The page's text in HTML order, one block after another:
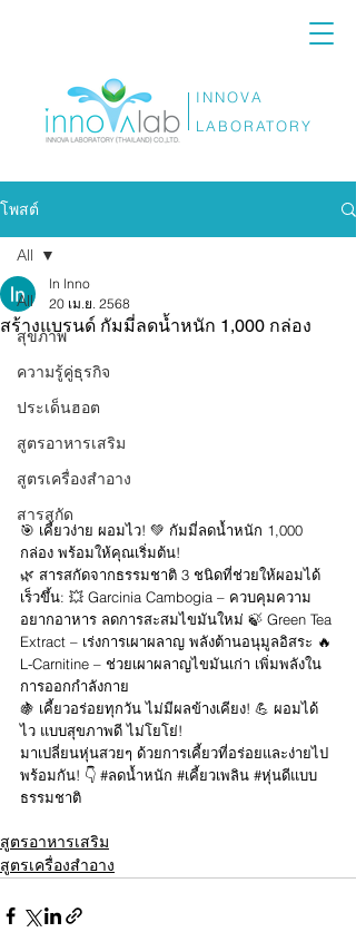
INNOVA
LABORATORY
โพสต์
All
สุขภาพ
ความรู้คู่ธุรกิจ
ประเด็นฮอต
สูตรอาหารเสริม
สูตรเครื่องสำอาง
สารสกัด
All
สร้างแบรนด์ กัมมี่ลดน้ำหนัก 1,000 กล่อง
ln lnno
20 เม.ย. 2568
🎯 เคี้ยวง่าย ผอมไว! 💚 กัมมี่ลดน้ำหนัก 1,000
กล่อง พร้อมให้คุณเริ่มต้น!
🌿 สารสกัดจากธรรมชาติ 3 ชนิดที่ช่วยให้ผอมได้
เร็วขึ้น: 💥 Garcinia Cambogia – ควบคุมความ
อยากอาหาร ลดการสะสมไขมันใหม่ 🍃 Green Tea
Extract – เร่งการเผาผลาญ พลังต้านอนุมูลอิสระ 🔥
L-Carnitine – ช่วยเผาผลาญไขมันเก่า เพิ่มพลังใน
การออกกำลังกาย
🍇 เคี้ยวอร่อยทุกวัน ไม่มีผลข้างเคียง! 💪 ผอมได้
ไว แบบสุขภาพดี ไม่โยโย่!
มาเปลี่ยนหุ่นสวยๆ ด้วยการเคี้ยวที่อร่อยและง่ายไป
พร้อมกัน! 👇 #ลดน้ำหนัก #เคี้ยวเพลิน #หุ่นดีแบบ
ธรรมชาติ
สูตรอาหารเสริม
สูตรเครื่องสำอาง